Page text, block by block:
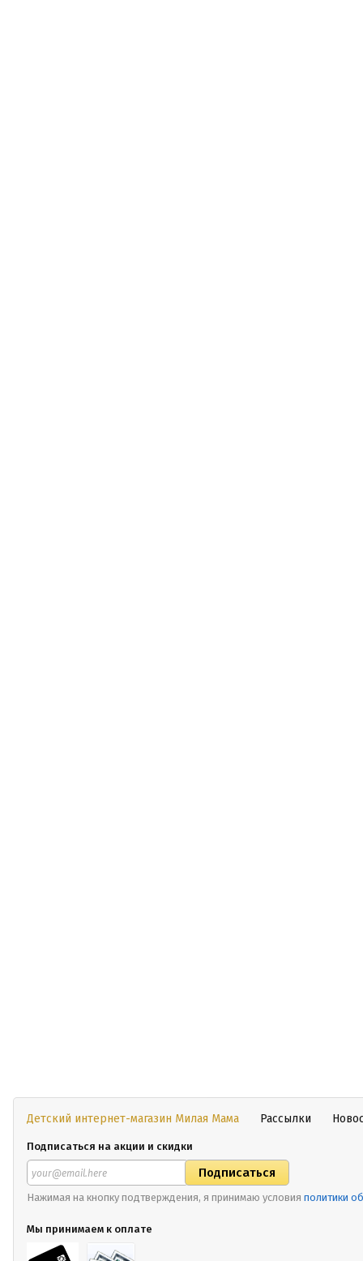
Детский интернет-магазин Милая Мама Рассылки
Подписаться на акции и скидки
Нажимая на кнопку подтверждения, я принимаю условия политики
Мы принимаем к оплате